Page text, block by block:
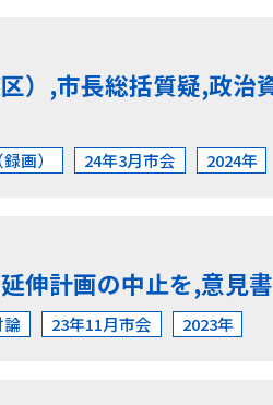
）,市長総括質疑,政治
画） 24年3月市会 2024年
伸計画の中止を,意見
23年11月市会 2023年